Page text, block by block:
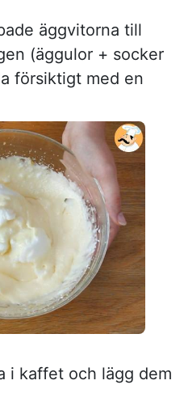
äggvitorna till
(äggulor + socker
försiktigt med en
i kaffet och lägg dem